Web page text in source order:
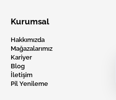
Kurumsal
Hakkımızda
Mağazalarımız
Kariyer
Blog
İletişim
Pil Yenileme